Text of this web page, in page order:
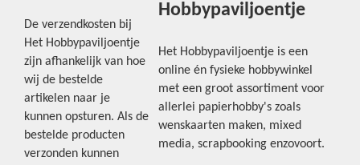
De verzendkosten bij
Het Hobbypaviljoentje
zijn afhankelijk van hoe
wij de bestelde
artikelen naar je
kunnen opsturen. Als de
bestelde producten
verzonden kunnen
Hobbypaviljoentje
Het Hobbypaviljoentje is een
online én fysieke hobbywinkel
met een groot assortiment voor
allerlei papierhobby's zoals
wenskaarten maken, mixed
media, scrapbooking enzovoort.